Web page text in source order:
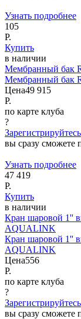
Узнать подробнее
105
Р.
Купить
в наличии
Мембранный бак
Мембранный бак
Цена49 915
Р.
по карте клуба
?
Зарегистрируйтесь
вы сразу сможете
Узнать подробнее
47 419
Р.
Купить
в наличии
Кран шаровой 1''
AQUALINK
Кран шаровой 1''
AQUALINK
Цена556
Р.
по карте клуба
?
Зарегистрируйтесь
вы сразу сможете